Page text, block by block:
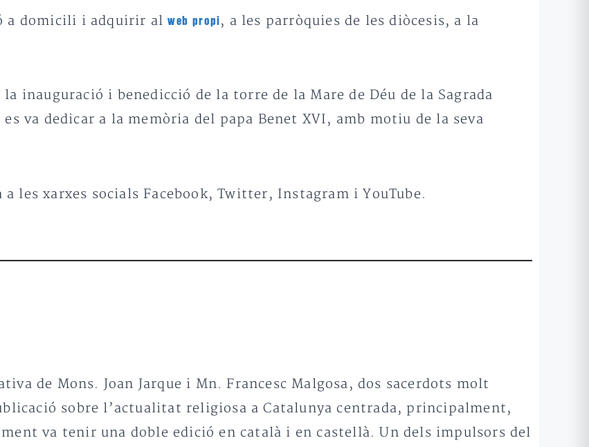
a domicili i adquirir alweb propi , a les parròquies de les diòcesis, a la
inauguració i benedicció de la torre de la Mare de Déu de la Sagrada
va dedicar a la memòria del papa Benet XVI, amb motiu de la seva
les xarxes socials Facebook, Twitter, Instagram i YouTube.
de Mons. Joan Jarque i Mn. Francesc Malgosa, dos sacerdots molt
sobre l’actualitat religiosa a Catalunya centrada, principalment,
va tenir una doble edició en català i en castellà. Un dels impulsors del